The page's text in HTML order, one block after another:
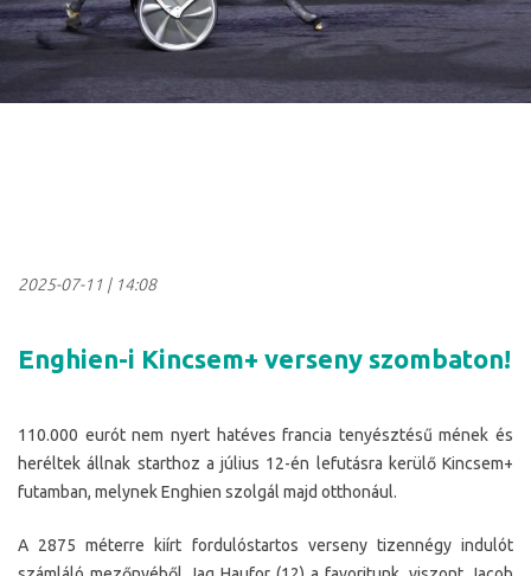
2025-07-11 | 14:08
Enghien-i Kincsem+ verseny szombaton!
110.000 eurót nem nyert hatéves francia tenyésztésű mének és
heréltek állnak starthoz a július 12-én lefutásra kerülő Kincsem+
futamban, melynek Enghien szolgál majd otthonául.
A 2875 méterre kiírt fordulóstartos verseny tizennégy indulót